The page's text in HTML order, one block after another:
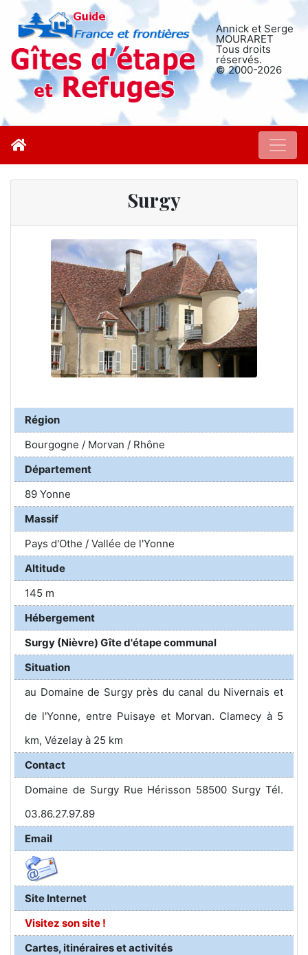
Annick et Serge
MOURARET
Tous droits
réservés.
© 2000-2026
Surgy
Région
Bourgogne / Morvan / Rhône
Département
89 Yonne
Massif
Pays d'Othe / Vallée de l'Yonne
Altitude
145 m
Hébergement
Surgy (Nièvre) Gîte d'étape communal
Situation
au Domaine de Surgy près du canal du Nivernais et
de l'Yonne, entre Puisaye et Morvan. Clamecy à 5
km, Vézelay à 25 km
Contact
Domaine de Surgy Rue Hérisson 58500 Surgy Tél.
03.86.27.97.89
Email
Site Internet
Visitez son site !
Cartes, itinéraires et activités